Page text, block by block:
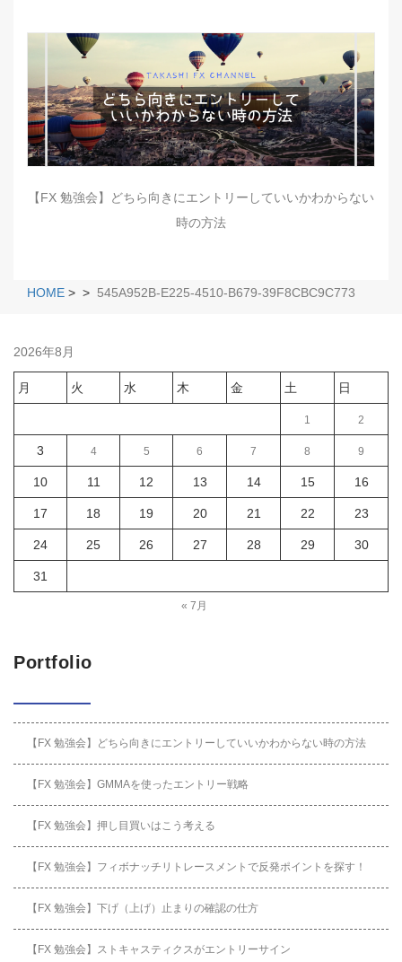
【FX 勉強会】どちら向きにエントリーしていいかわからない
時の方法
HOME > > 545A952B-E225-4510-B679-39F8CBC9C773
2026年8月
月 火 水 木 金 土 日
1 2
3 4 5 6 7 8 9
10 11 12 13 14 15 16
17 18 19 20 21 22 23
24 25 26 27 28 29 30
31
« 7月
Portfolio
【FX 勉強会】どちら向きにエントリーしていいかわからない時の方法
【FX 勉強会】GMMAを使ったエントリー戦略
【FX 勉強会】押し目買いはこう考える
【FX 勉強会】フィボナッチリトレースメントで反発ポイントを探す！
【FX 勉強会】下げ（上げ）止まりの確認の仕方
【FX 勉強会】ストキャスティクスがエントリーサイン